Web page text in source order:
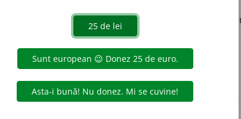
care reglează prin mișcările sale oscilatorii
servesc acrobații pentru a-și menține echilibrul.
diptere. [Sil.-si-er] /<fr.balancier
acțiuni